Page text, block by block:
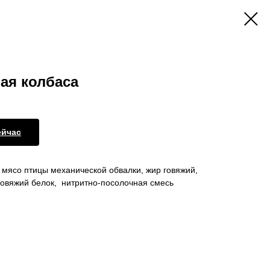
колбаса
птицы механической обвалки, жир говяжий,
белок, нитритно-посолочная смесь